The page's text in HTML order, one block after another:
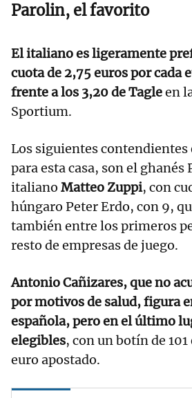
Parolin, el favorito
El italiano es ligeramente
cuota de 2,75 euros por cada
frente a los 3,20 de Tagleen
Sportium.
Los siguientes contendientes
para esta casa, son el ghanés
italiano Matteo Zuppi, con
húngaro Peter Erdo, con 9,
también entre los primeros
resto de empresas de juego.
Antonio Cañizares, que no
por motivos de salud, figura
española, pero en el último
elegibles, con un botín de
euro apostado.